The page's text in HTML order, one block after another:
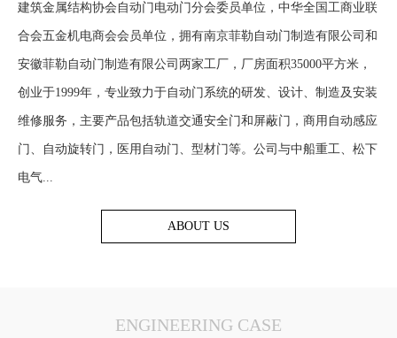
建筑金属结构协会自动门电动门分会委员单位，中华全国工商业联
合会五金机电商会会员单位，拥有南京菲勒自动门制造有限公司和
安徽菲勒自动门制造有限公司两家工厂，厂房面积35000平方米，
创业于1999年，专业致力于自动门系统的研发、设计、制造及安装
维修服务，主要产品包括轨道交通安全门和屏蔽门，商用自动感应
门、自动旋转门，医用自动门、型材门等。公司与中船重工、松下
电气...
ABOUT US
ENGINEERING CASE